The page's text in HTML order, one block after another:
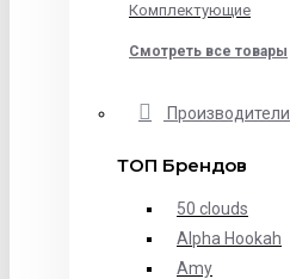
Комплектующие
Смотреть все товары
Производители
ТОП Брендов
50 clouds
Alpha Hookah
Amy